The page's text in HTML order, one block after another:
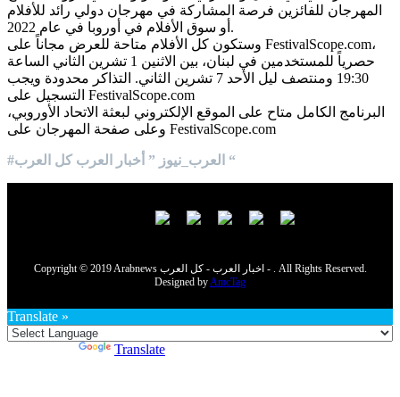
المهرجان للفائزين فرصة المشاركة في مهرجان دولي رائد للأفلام
أو سوق الأفلام في أوروبا في عام 2022.
وستكون كل الأفلام متاحة للعرض مجاناً على FestivalScope.com،
حصرياً للمستخدمين في لبنان، بين الاثنين 1 تشرين الثاني الساعة
19:30 ومنتصف ليل الأحد 7 تشرين الثاني. التذاكر محدودة ويجب
التسجيل على FestivalScope.com
البرنامج الكامل متاح على الموقع الإلكتروني لبعثة الاتحاد الأوروبي،
وعلى صفحة المهرجان على FestivalScope.com
#العرب_نيوز ” أخبار العرب كل العرب “
Copyright © 2019 Arabnews اخبار العرب - كل العرب - . All Rights Reserved.
Designed byAmcTag
Translate »
Translate